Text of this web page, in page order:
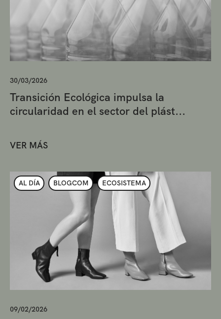
30/03/2026
Transición Ecológica impulsa la
circularidad en el sector del plást...
VER MÁS
AL DÍA BLOGCOM ECOSISTEMA
09/02/2026